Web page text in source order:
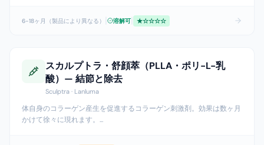
6-18ヶ月（製品により異なる） 溶解可 ★☆☆☆☆
スカルプトラ・舒顔萃（PLLA・ポリ-L-乳
酸）— 結節と除去
Sculptra · Lanluma
体自身のコラーゲン産生を促進するコラーゲン刺激剤。効果は数ヶ月
かけて徐々に現れます。 ...